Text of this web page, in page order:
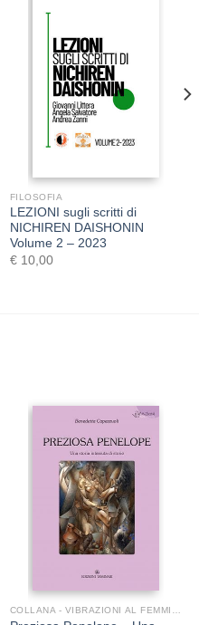
FILOSOFIA
LEZIONI sugli scritti di
NICHIREN DAISHONIN
Volume 2 – 2023
€ 10,00